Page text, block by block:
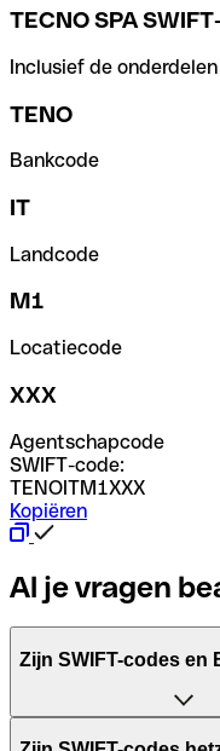
TECNO SPA
Inclusief de
TENO
Bankcode
IT
Landcode
M1
Locatiecode
XXX
Agentschapcode
SWIFT-code:
TENOITM1XXX
Kopiëren
Al je vragen
Zijn SWIFT-codes en